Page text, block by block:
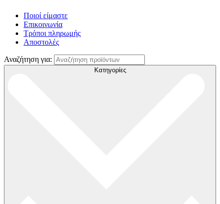
Ποιοί είμαστε
Επικοινωνία
Τρόποι πληρωμής
Αποστολές
Αναζήτηση για:
Κατηγορίες